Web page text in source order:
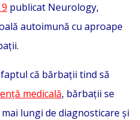
publicat Neurology,
autoimună cu aproape
că bărbații tind să
medicală, bărbații se
lungi de diagnosticare și